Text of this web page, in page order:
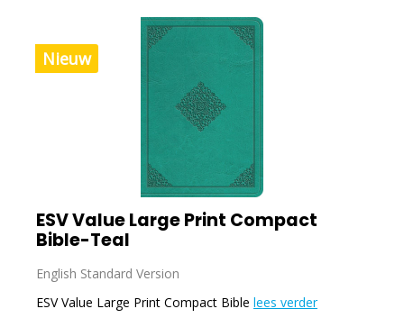
Nieuw
ESV Value Large Print Compact
Bible-Teal
English Standard Version
ESV Value Large Print Compact Bible lees verder